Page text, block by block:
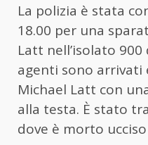
La polizia è stata
18.00 per una
Latt nell’isolato 900
agenti sono
Michael Latt con
alla testa. È stato
dove è morto